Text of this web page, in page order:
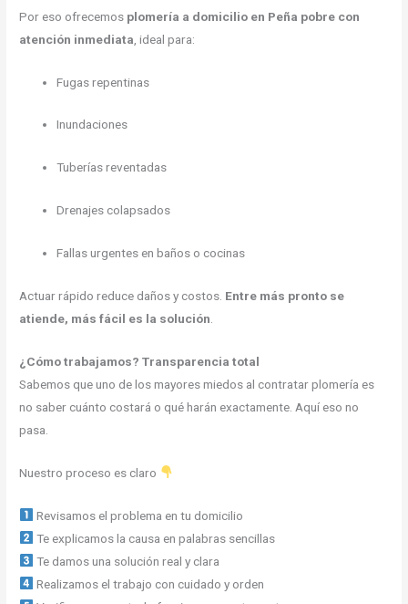
Por eso ofrecemos plomería a domicilio en Peña pobre con
atención inmediata , ideal para:
Fugas repentinas
Inundaciones
Tuberías reventadas
Drenajes colapsados
Fallas urgentes en baños o cocinas
Actuar rápido reduce daños y costos. Entre más pronto se
atiende, más fácil es la solución
¿Cómo trabajamos? Transparencia total
Sabemos que uno de los mayores miedos al contratar plomería es
no saber cuánto costará o qué harán exactamente. Aquí eso no
pasa.
Nuestro proceso es claro
Revisamos el problema en tu domicilio
Te explicamos la causa en palabras sencillas
Te damos una solución real y clara
Realizamos el trabajo con cuidado y orden